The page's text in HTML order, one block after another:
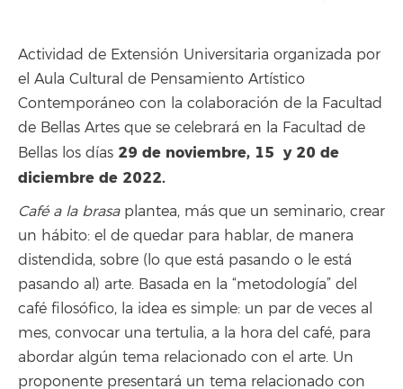
Actividad de Extensión Universitaria organizada por
el Aula Cultural de Pensamiento Artístico
Contemporáneo con la colaboración de la Facultad
de Bellas Artes que se celebrará en la Facultad de
Bellas los días 29 de noviembre, 15 y 20 de
diciembre de 2022.
Café a la brasaplantea, más que un seminario, crear
un hábito: el de quedar para hablar, de manera
distendida, sobre (lo que está pasando o le está
pasando al) arte. Basada en la “metodología” del
café filosófico, la idea es simple: un par de veces al
mes, convocar una tertulia, a la hora del café, para
abordar algún tema relacionado con el arte. Un
proponente presentará un tema relacionado con